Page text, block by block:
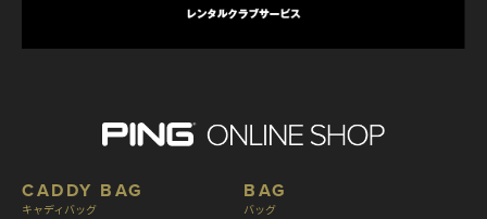
CADDY BAG
キャディバッグ
BAG
バッグ